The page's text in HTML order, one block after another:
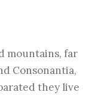
mountains, far
Consonantia,
they live